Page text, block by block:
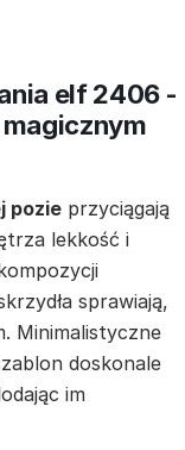
elf 2406 -
pozie przyciągają
lekkość i
sprawiają,
Minimalistyczne
doskonale
im